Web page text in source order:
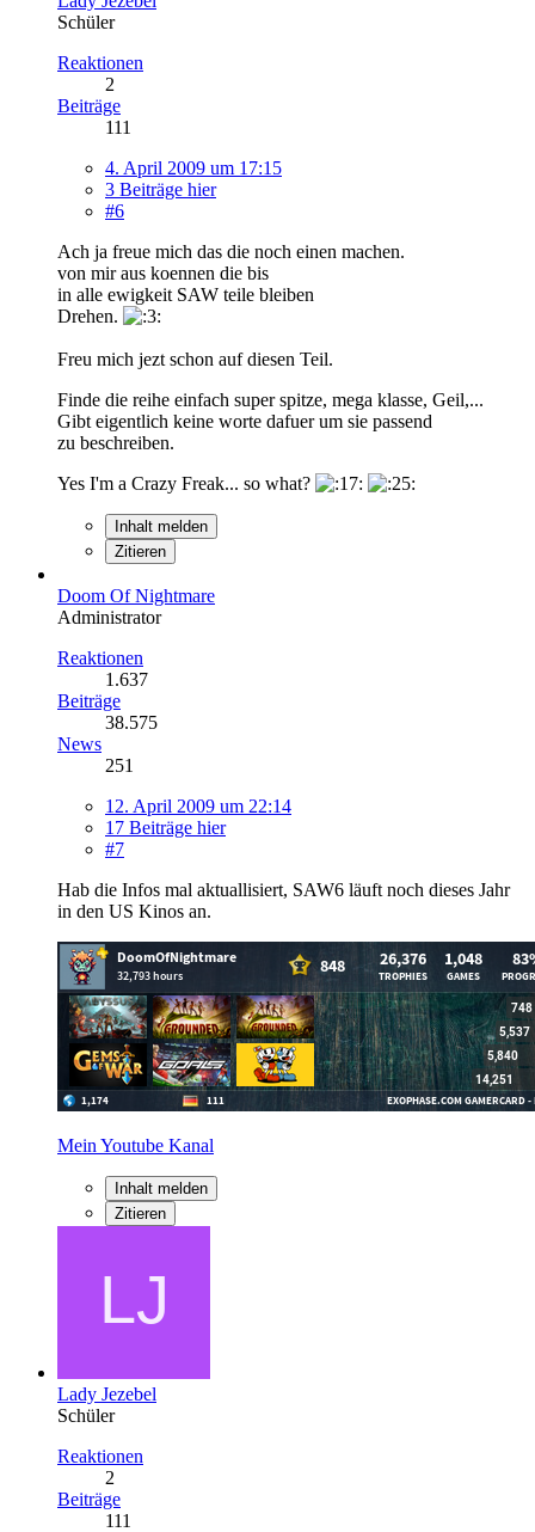
Schüler
Reaktionen
2
Beiträge
111
4. April 2009 um 17:15
3 Beiträge hier
#6
Ach ja freue mich das die noch einen machen.
von mir aus koennen die bis
in alle ewigkeit SAW teile bleiben
Drehen.
Freu mich jezt schon auf diesen Teil.
Finde die reihe einfach super spitze, mega klasse, Geil,...
Gibt eigentlich keine worte dafuer um sie passend
zu beschreiben.
Yes I'm a Crazy Freak... so what?
Inhalt melden
Zitieren
Doom Of Nightmare
Administrator
Reaktionen
1.637
Beiträge
38.575
News
251
12. April 2009 um 22:14
17 Beiträge hier
#7
Hab die Infos mal aktuallisiert, SAW6 läuft noch dieses Jahr
in den US Kinos an.
Mein Youtube Kanal
Inhalt melden
Zitieren
Lady Jezebel
Schüler
Reaktionen
2
Beiträge
111